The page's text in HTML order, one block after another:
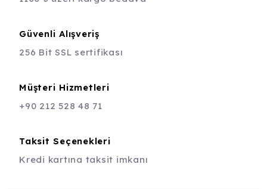
Güvenli Alışveriş
256 Bit SSL sertifikası
Müşteri Hizmetleri
+90 212 528 48 71
Taksit Seçenekleri
Kredi kartına taksit imkanı